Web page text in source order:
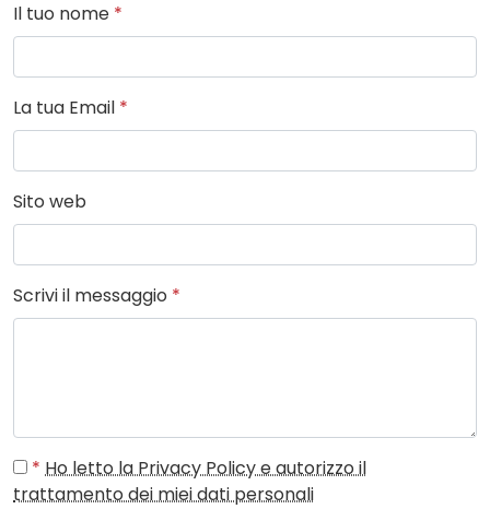
Il tuo nome *
La tua Email *
Sito web
Scrivi il messaggio *
* Ho letto la Privacy Policy e autorizzo il
trattamento dei miei dati personali